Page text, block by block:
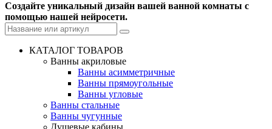
Создайте уникальный дизайн вашей ванной комнаты с
помощью нашей нейросети.
КАТАЛОГ ТОВАРОВ
Ванны акриловые
Ванны асимметричные
Ванны прямоугольные
Ванны угловые
Ванны стальные
Ванны чугунные
Душевые кабины